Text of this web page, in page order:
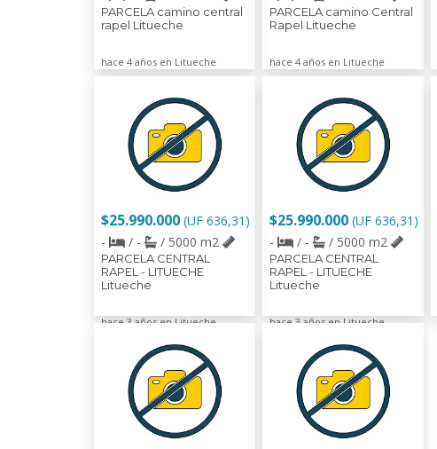
PARCELA camino central
rapel Litueche
hace 4 años en Litueche
PARCELA camino Central
Rapel Litueche
hace 4 años en Litueche
$25.990.000 (UF 636,31)
-
/ - / 5000 m2
PARCELA CENTRAL
RAPEL - LITUECHE
Litueche
hace 3 años en Litueche
$25.990.000 (UF 636,31)
-
/ - / 5000 m2
PARCELA CENTRAL
RAPEL - LITUECHE
Litueche
hace 3 años en Litueche